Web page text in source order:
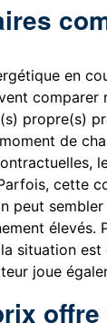
en
comparer
propre(s)
de
cette
peut
situation
joue